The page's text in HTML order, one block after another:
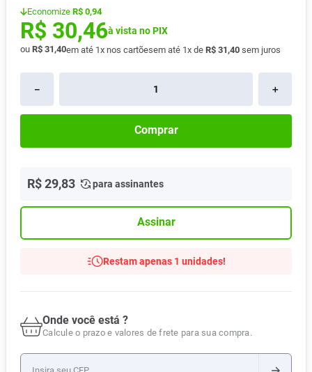
Economize R$ 0,94
R$ 30,46à vista no PIX
ou R$ 31 ,40em até 1x nos cartõesem até 1x de R$ 31 ,40 sem juros
＋
－
Comprar
R$29,83 para assinantes
Assinar
Restam apenas 1 unidades!
Onde você está ?
Calcule o prazo e valores de frete para sua compra.
8º Absorvente
9 Pampers Confort Sec
10º Lavitan